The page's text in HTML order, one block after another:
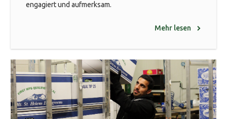
engagiert und aufmerksam.
Mehr lesen